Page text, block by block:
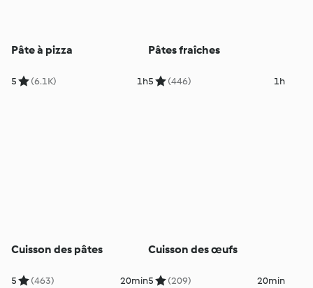
Pâte à pizza
5 (6.1K) 1h
Pâtes fraîches
5 (446) 1h
Cuisson des pâtes
5 (463) 20min
Cuisson des œufs
5 (209) 20min